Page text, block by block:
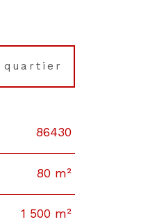
quartier
86430
80 m²
1 500 m²